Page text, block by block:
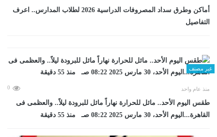
أماكن وطرق سداد المصروفات الدراسية 2026 لطلاب المدارس.. اعرف
التفاصيل
غير مصنف
منذ عام واحد 0
طقس اليوم الأحد.. مائل للحرارة نهاراً مائل للبرودة ليلاً.. والعظمى فى
القاهرة...اليوم الأحد، 30 مارس 2025 08:22 صـ منذ 55 دقيقة